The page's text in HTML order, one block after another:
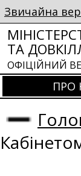
Звичайна
ТА
ОФІЦІЙНИЙ
ПРО